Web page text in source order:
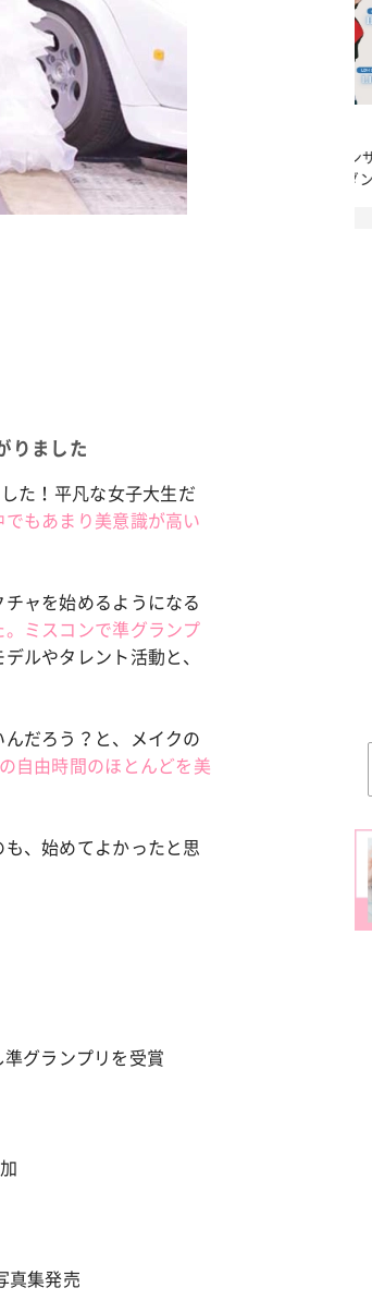
りました
た！平凡な女子大生だ
でもあまり美意識が高い
ャを始めるようになる
ミスコンで準グランプ
ルやタレント活動と、
だろう？と、メイクの
自由時間のほとんどを美
も、始めてよかったと思
グランプリを受賞
真集発売
23日～
カルチャー
【Dリーグ】Ray世代注目のプロダンサー
集団♡ 各チームを彩る「イケメンダンサ
ー」特集